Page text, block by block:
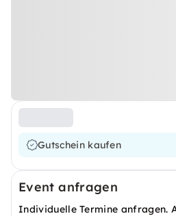
Gutschein kaufen
Event anfragen
Individuelle Termine anfragen.